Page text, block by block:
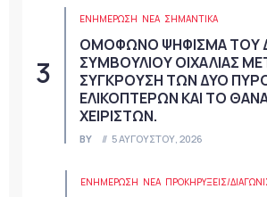
ΕΝΗΜΕΡΩΣΗ ΝΈΑ ΣΗΜΑΝΤΙΚΆ
ΟΜΟΦΩΝΟ ΨΗΦΙΣΜΑ ΤΟΥ
ΣΥΜΒΟΥΛΙΟΥ ΟΙΧΑΛΙΑΣ
ΣΥΓΚΡΟΥΣΗ ΤΩΝ ΔΥΟ
ΕΛΙΚΟΠΤΕΡΩΝ ΚΑΙ ΤΟ
ΧΕΙΡΙΣΤΩΝ.
BY 5 ΑΥΓΟΎΣΤΟΥ, 2026
ΕΝΗΜΕΡΩΣΗ ΝΈΑ ΠΡΟΚΗΡΎΞΕΙΣ/